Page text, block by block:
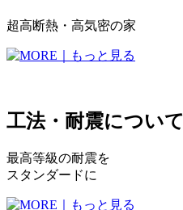
超高断熱・高気密の家
工法・耐震について
最高等級の耐震を
スタンダードに